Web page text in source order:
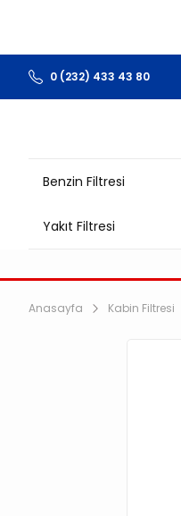
0 (232) 433 43 80
Benzin Filtresi
Yakıt Filtresi
Anasayfa Kabin Filtresi